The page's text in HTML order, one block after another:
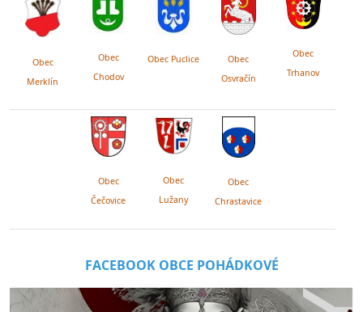
Obec
Merklín
Obec
Chodov
Obec Puclice
Obec
Osvračín
Obec
Trhanov
Obec
Čečovice
Obec
Lužany
Obec
Chrastavice
FACEBOOK OBCE POHÁDKOVÉ